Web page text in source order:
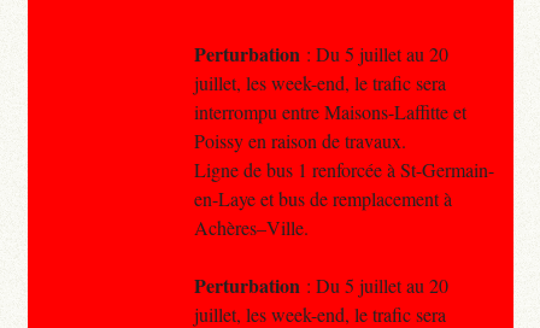
Perturbation : Du 5 juillet au 20
juillet, les week-end, le trafic sera
interrompu entre Maisons-Laffitte et
Poissy en raison de travaux.
Ligne de bus 1 renforcée à St-Germain-
en-Laye et bus de remplacement à
Achères–Ville.
Perturbation : Du 5 juillet au 20
juillet, les week-end, le trafic sera